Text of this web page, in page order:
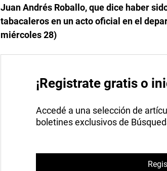
Juan Andrés Roballo, que dice haber
tabacaleros en un acto oficial en el
miércoles 28)
¡Registrate gratis o
Accedé a una selección de
boletines exclusivos de